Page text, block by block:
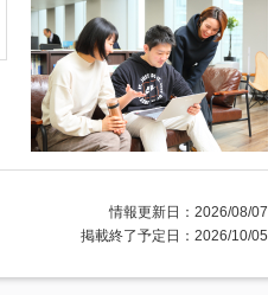
情報更新日：2026/08/07
掲載終了予定日：2026/10/05